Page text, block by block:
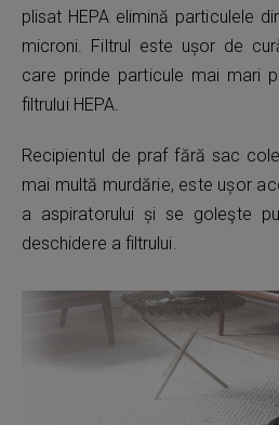
plisat HEPA elimină particulele
microni. Filtrul este ușor de
care prinde particule mai mari
filtrului HEPA.
Recipientul de praf fără sac
mai multă murdărie, este ușor
a aspiratorului și se goleşte
deschidere a filtrului.